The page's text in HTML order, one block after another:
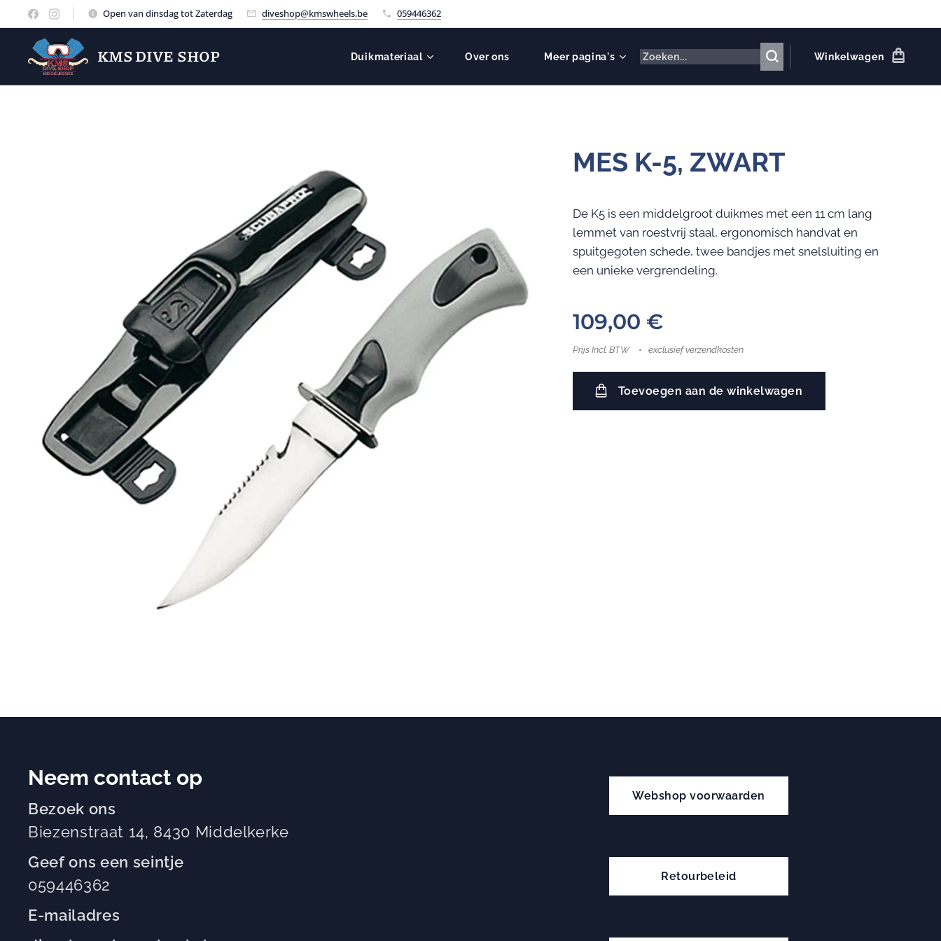
Open van dinsdag tot Zaterdag diveshop@kmswheels.be 059446362
KMS DIVE SHOP Duikmateriaal Over ons Meer pagina's Winkelwagen
MES K-5, ZWART
De K5 is een middelgroot duikmes met een 11 cm lang
lemmet van roestvrij staal, ergonomisch handvat en
spuitgegoten schede, twee bandjes met snelsluiting en
een unieke vergrendeling.
109,00 €
Prijs Incl. BTW exclusief verzendkosten
Toevoegen aan de winkelwagen
Neem contact op
Bezoek ons
Biezenstraat 14, 8430 Middelkerke
Geef ons een seintje
059446362
E-mailadres
Webshop voorwaarden
Retourbeleid